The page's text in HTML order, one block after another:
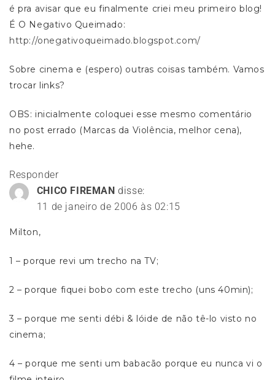
é pra avisar que eu finalmente criei meu primeiro blog!
É O Negativo Queimado:
http://onegativoqueimado.blogspot.com/
Sobre cinema e (espero) outras coisas também. Vamos
trocar links?
OBS: inicialmente coloquei esse mesmo comentário
no post errado (Marcas da Violência, melhor cena),
hehe.
Responder
CHICO FIREMAN disse:
11 de janeiro de 2006 às 02:15
Milton,
1 – porque revi um trecho na TV;
2 – porque fiquei bobo com este trecho (uns 40min);
3 – porque me senti débi & lóide de não tê-lo visto no
cinema;
4 – porque me senti um babacão porque eu nunca vi o